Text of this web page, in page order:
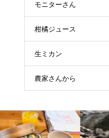
モニターさん
柑橘ジュース
生ミカン
農家さんから